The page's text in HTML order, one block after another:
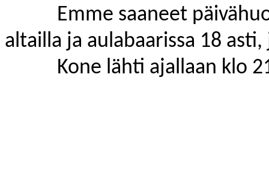
Emme saaneet
altailla ja aulabaarissa 18
Kone lähti ajallaan klo